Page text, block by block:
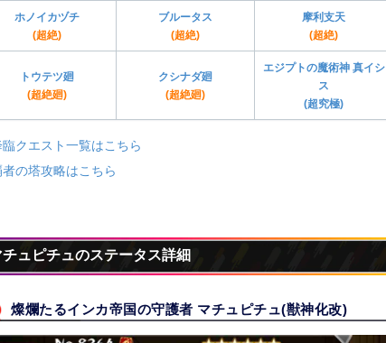
ホノイカヅチ
(超絶)
ブルータス
(超絶)
摩利支天
(超絶)
トウテツ廻
(超絶廻)
クシナダ廻
(超絶廻)
エジプトの魔術神 真イシ
ス
(超究極)
クエスト一覧はこちら
の塔攻略はこちら
チュピチュのステータス詳細
燦爛たるインカ帝国の守護者 マチュピチュ(獣神化改)